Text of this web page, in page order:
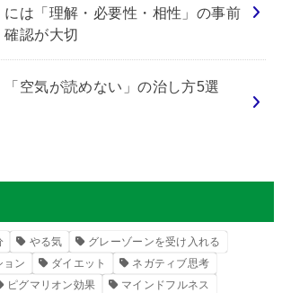
には「理解・必要性・相性」の事前
確認が大切
「空気が読めない」の治し方5選
やる気
グレーゾーンを受け入れる
ョン
ダイエット
ネガティブ思考
ピグマリオン効果
マインドフルネス